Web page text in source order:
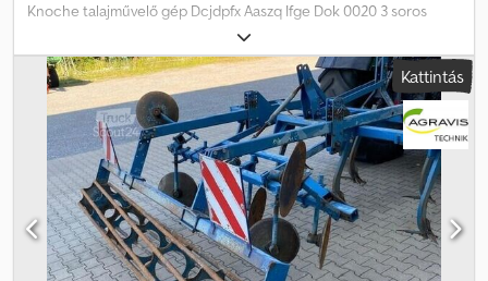
Knoche talajművelő gép Dcjdpfx Aaszq Ifge Dok 0020 3 soros
Kattintás